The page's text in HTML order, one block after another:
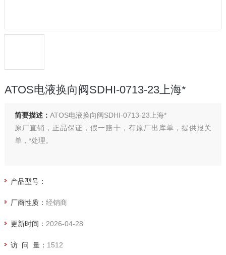
ATOS电液换向阀SDHI-0713-23上海*
简要描述： ATOS电液换向阀SDHI-0713-23上海*
原厂直销，正品保证，假一赔十，有原厂出库单，提供报关
单，*处理。
产品型号：
厂商性质： 经销商
更新时间： 2026-04-28
访 问 量： 1512